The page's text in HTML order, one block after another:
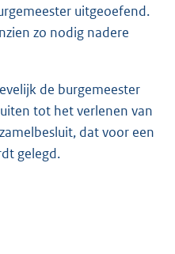
uitgeoefend.
zo nodig nadere
de burgemeester
tot het verlenen van
dat voor een
gelegd.